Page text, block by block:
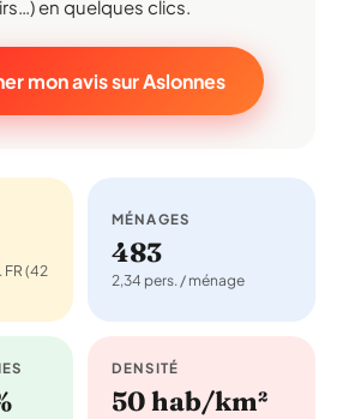
en quelques clics.
mon avis sur Aslonnes
FR (42
MÉNAGES
483
2,34 pers. / ménage
DENSITÉ
50 hab/km²